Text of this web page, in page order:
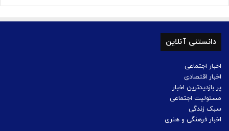
دانستنی آنلاین
اخبار اجتماعی
اخبار اقتصادی
پر بازدیدترین اخبار
مسئولیت اجتماعی
سبک زندگی
اخبار فرهنگی و هنری